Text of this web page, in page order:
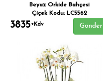
Beyaz Orkide Bahçesi
Çiçek Kodu: LC5562
3835+Kdv Gönder